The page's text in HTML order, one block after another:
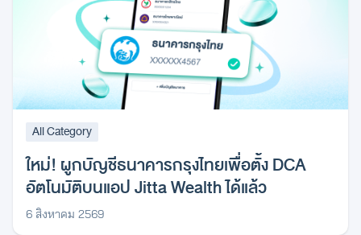
All Category
ใหม่! ผูกบัญชีธนาคารกรุงไทยเพื่อตั้ง DCA
อัตโนมัติบนแอป Jitta Wealth ได้แล้ว
6 สิงหาคม 2569